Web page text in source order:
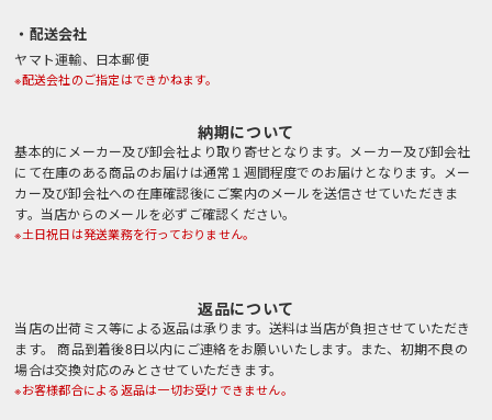
・配送会社
ヤマト運輸、日本郵便
※配送会社のご指定はできかねます。
納期について
基本的にメーカー及び卸会社より取り寄せとなります。メーカー及び卸会社
にて在庫のある商品のお届けは通常１週間程度でのお届けとなります。メー
カー及び卸会社への在庫確認後にご案内のメールを送信させていただきま
す。当店からのメールを必ずご確認ください。
※土日祝日は発送業務を行っておりません。
返品について
当店の出荷ミス等による返品は承ります。送料は当店が負担させていただき
ます。 商品到着後8日以内にご連絡をお願いいたします。また、初期不良の
場合は交換対応のみとさせていただきます。
※お客様都合による返品は一切お受けできません。